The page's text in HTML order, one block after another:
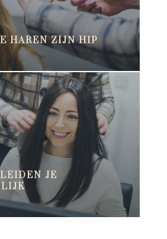
HAREN ZIJN HIP
JE